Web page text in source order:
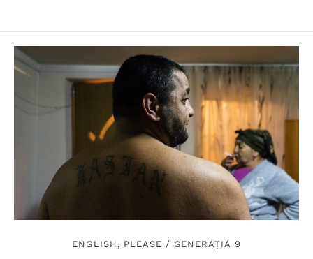
ENGLISH, PLEASE / GENERAȚIA 9